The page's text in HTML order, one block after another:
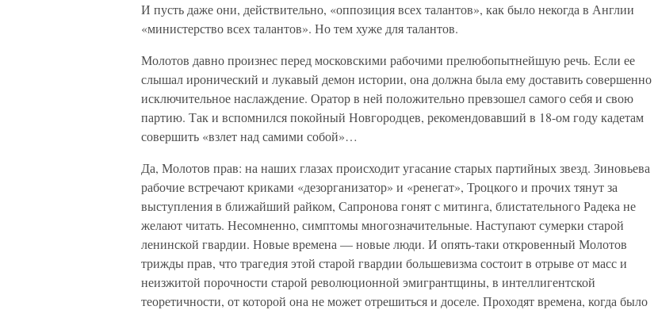
И пусть даже они, действительно, «оппозиция всех талантов», как было некогда в Англии
«министерство всех талантов». Но тем хуже для талантов.
Молотов давно произнес перед московскими рабочими прелюбопытнейшую речь. Если ее
слышал иронический и лукавый демон истории, она должна была ему доставить совершенно
исключительное наслаждение. Оратор в ней положительно превзошел самого себя и свою
партию. Так и вспомнился покойный Новгородцев, рекомендовавший в 18-ом году кадетам
совершить «взлет над самими собой»…
Да, Молотов прав: на наших глазах происходит угасание старых партийных звезд. Зиновьева
рабочие встречают криками «дезорганизатор» и «ренегат», Троцкого и прочих тянут за
выступления в ближайший райком, Сапронова гонят с митинга, блистательного Радека не
желают читать. Несомненно, симптомы многозначительные. Наступают сумерки старой
ленинской гвардии. Новые времена — новые люди. И опять-таки откровенный Молотов
трижды прав, что трагедия этой старой гвардии большевизма состоит в отрыве от масс и
неизжитой порочности старой революционной эмигрантщины, в интеллигентской
теоретичности, от которой она не может отрешиться и доселе. Проходят времена, когда было